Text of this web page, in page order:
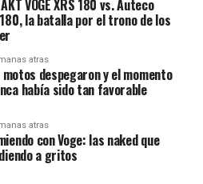
VOGE XRS 180 vs. Auteco
la batalla por el trono de los
atras
despegaron y el momento
había sido tan favorable
atras
con Voge: las naked que
a gritos